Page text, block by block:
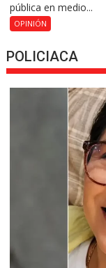
pública en medio...
OPINIÓN
POLICIACA